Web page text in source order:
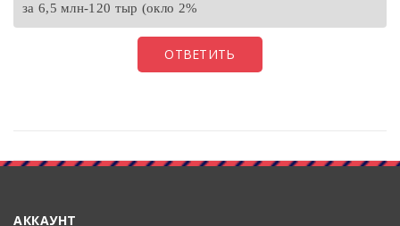
за 6,5 млн-120 тыр (окло 2%
ОТВЕТИТЬ
АККАУНТ